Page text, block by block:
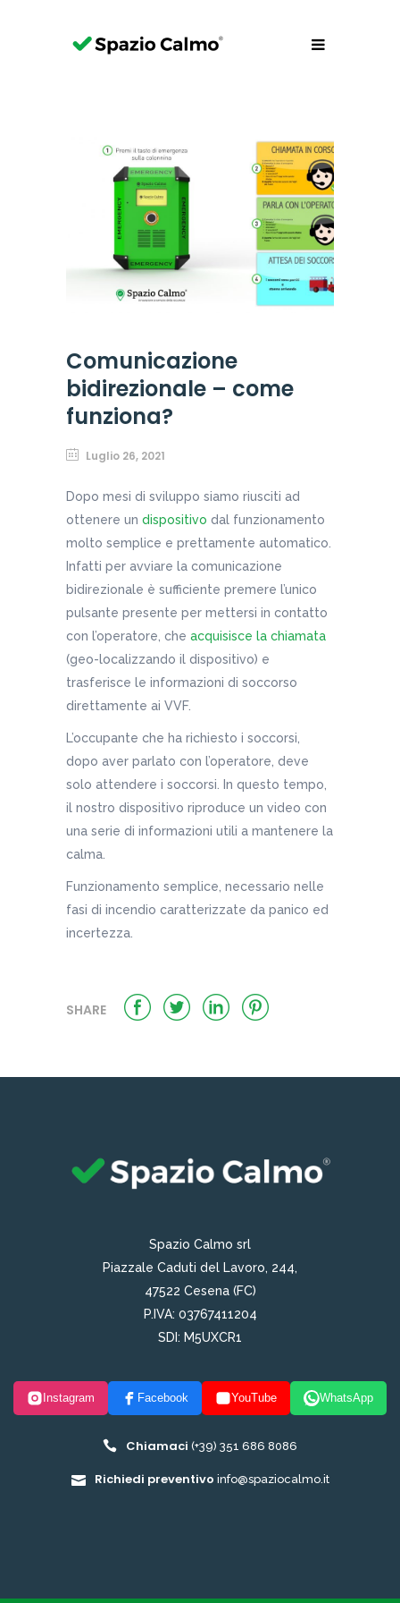
Comunicazione
bidirezionale – come
funziona?
Luglio 26, 2021
Dopo mesi di sviluppo siamo riusciti ad
ottenere un dispositivo dal funzionamento
molto semplice e prettamente automatico.
Infatti per avviare la comunicazione
bidirezionale è sufficiente premere l’unico
pulsante presente per mettersi in contatto
con l’operatore, che acquisisce la chiamata
(geo-localizzando il dispositivo) e
trasferisce le informazioni di soccorso
direttamente ai VVF.
L’occupante che ha richiesto i soccorsi,
dopo aver parlato con l’operatore, deve
solo attendere i soccorsi. In questo tempo,
il nostro dispositivo riproduce un video con
una serie di informazioni utili a mantenere la
calma.
Funzionamento semplice, necessario nelle
fasi di incendio caratterizzate da panico ed
incertezza.
SHARE
Spazio Calmo srl
Piazzale Caduti del Lavoro, 244,
47522 Cesena (FC)
P.IVA: 03767411204
SDI: M5UXCR1
Instagram Facebook YouTube WhatsApp
Chiamaci (+39) 351 686 8086
Richiedi preventivo info@spaziocalmo.it